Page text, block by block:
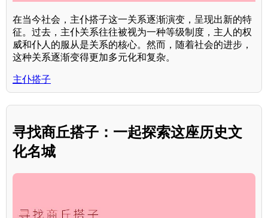
在当今社会，主仆搭子这一关系逐渐演变，呈现出新的特
征。过去，主仆关系往往被视为一种等级制度，主人的权
威和仆人的服从是关系的核心。然而，随着社会的进步，
这种关系逐渐变得更加多元化和复杂。
主仆搭子
寻找商丘搭子：一起探索这座历史文
化名城